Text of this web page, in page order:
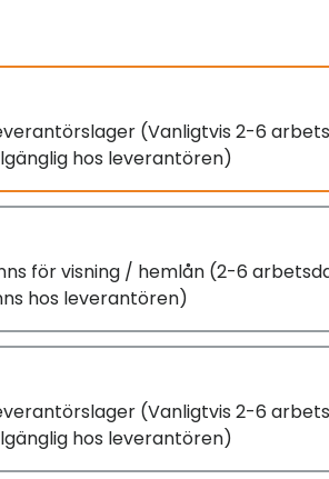
(Vanligtvis 2-6
hos leverantören)
för visning / hemlån (2-6
hos leverantören)
(Vanligtvis 2-6
hos leverantören)